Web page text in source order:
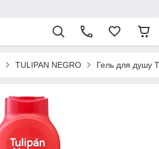
TULIPAN NEGRO Гель для душу